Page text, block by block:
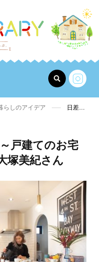
らしのアイデア 日差しの気持ちいい家～戸建てのお宅探訪ダイアリー vol.2 大塚美紀さん
戸建てのお宅
塚美紀さん